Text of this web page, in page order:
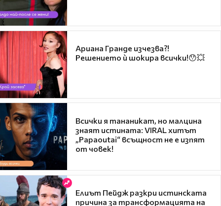
Ариана Гранде изчезва?!
Решението ѝ шокира всички!😯💥
Всички я тананикат, но малцина
знаят истината: VIRAL хитът
„Papaoutai“ всъщност не е изпят
от човек!
Елиът Пейдж разкри истинската
причина за трансформацията на